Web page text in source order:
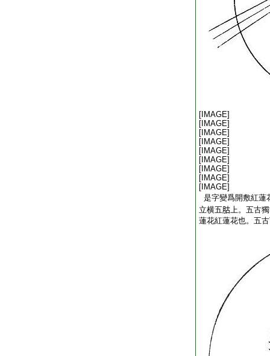
[IMAGE]
[IMAGE]
[IMAGE]
[IMAGE]
[IMAGE]
[IMAGE]
[IMAGE]
[IMAGE]
[IMAGE]
是字變爲開敷紅蓮
立横五𦙶上。五古
蓮花紅蓮花也。五